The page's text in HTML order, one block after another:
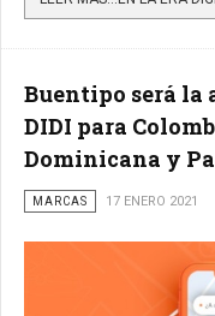
Buentipo será la
DIDI para
Dominicana y
MARCAS 17 ENERO 2021